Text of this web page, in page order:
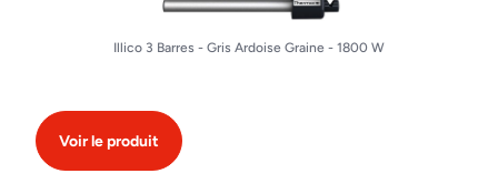
Illico 3 Barres - Gris Ardoise Graine - 1800 W
Voir le produit